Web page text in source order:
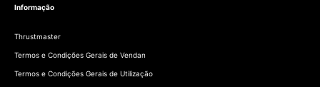
Informação
Thrustmaster
Termos e Condições Gerais de Vendan
Termos e Condições Gerais de Utilização